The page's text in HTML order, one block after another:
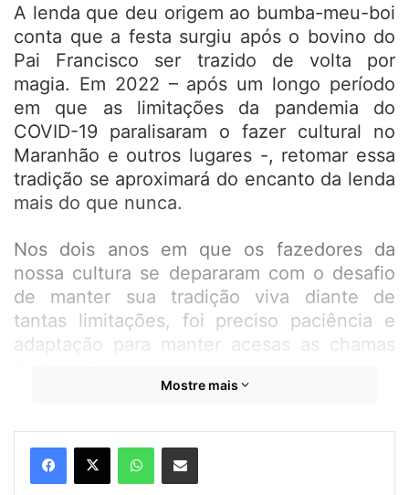
A lenda que deu origem ao bumba-meu-boi
conta que a festa surgiu após o bovino do
Pai Francisco ser trazido de volta por
magia. Em 2022 – após um longo período
em que as limitações da pandemia do
COVID-19 paralisaram o fazer cultural no
Maranhão e outros lugares -, retomar essa
tradição se aproximará do encanto da lenda
mais do que nunca.
Nos dois anos em que os fazedores da
nossa cultura se depararam com o desafio
de manter sua tradição viva diante de
tantas limitações, foi preciso paciência e
adaptação para manter acesas as chamas
Souza, o programa “Mandou Legal” é
pioneiro, em São Luís, na realização de um
arraial virtual – a live “Arraial do Mandou
Mostre mais